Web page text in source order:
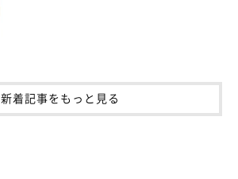
新着記事をもっと見る